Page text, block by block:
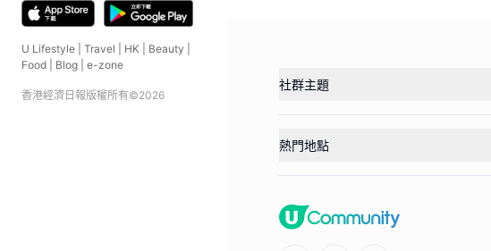
U Lifestyle Travel HK Beauty
Food
Blog e-zone
香港經濟日報版權所有©2026
社群主題
熱門地點